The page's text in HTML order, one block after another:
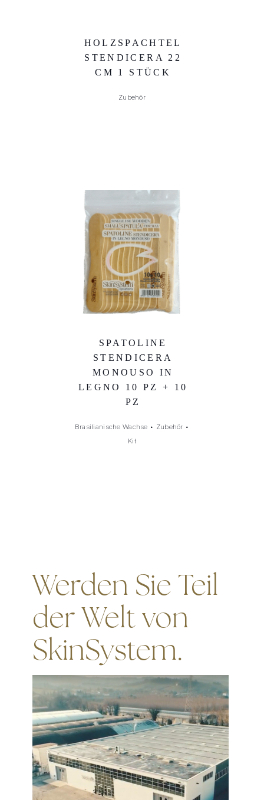
HOLZSPACHTEL
STENDICERA 22
CM 1 STÜCK
Zubehör
SPATOLINE
STENDICERA
MONOUSO IN
LEGNO 10 PZ + 10
PZ
Brasilianische Wachse • Zubehör •
Kit
Werden Sie Teil
der Welt von
SkinSystem.